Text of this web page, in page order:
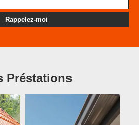
Préstations